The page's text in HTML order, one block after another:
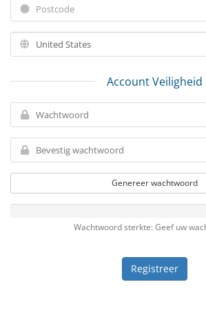
Account Veiligheid
Genereer wachtwoord
Wachtwoord sterkte: Geef uw